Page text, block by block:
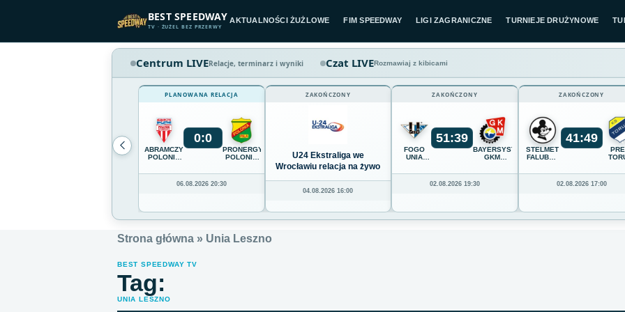
BEST SPEEDWAY
TV · ŻUŻEL BEZ PRZERWY
AKTUALNOŚCI ŻUŻLOWE FIM SPEEDWAY LIGI ZAGRANICZNE TURNIEJE DRUŻYNOWE
Centrum LIVERelacje, terminarz i wyniki Czat LIVERozmawiaj z kibicami
PLANOWANA RELACJA
ABRAMCZYK
POLONIA
0:0
PRONERGY
POLONIA
06.08.2026 20:30
ZAKOŃCZONY
U24 Ekstraliga we
Wrocławiu relacja na żywo
04.08.2026 16:00
ZAKOŃCZONY
FOGO
UNIA
51:39
BAYERSYSTEM
GKM
02.08.2026 19:30
ZAKOŃCZONY
STELMET
FALUBAZ
GÓRA
41:49
02.08.2026 17:00
Strona główna » Unia Leszno
BEST SPEEDWAY TV
Tag:
UNIA LESZNO